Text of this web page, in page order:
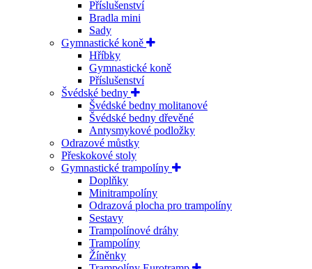
Příslušenství
Bradla mini
Sady
Gymnastické koně
Hříbky
Gymnastické koně
Příslušenství
Švédské bedny
Švédské bedny molitanové
Švédské bedny dřevěné
Antysmykové podložky
Odrazové můstky
Přeskokové stoly
Gymnastické trampolíny
Doplňky
Minitrampolíny
Odrazová plocha pro trampolíny
Sestavy
Trampolínové dráhy
Trampolíny
Žíněnky